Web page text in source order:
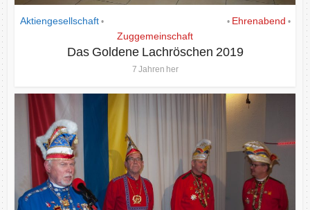
Aktiengesellschaft • • Ehrenabend •
Zuggemeinschaft
Das Goldene Lachröschen 2019
7 Jahren her